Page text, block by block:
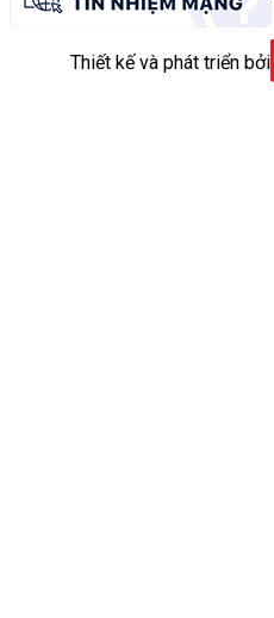
Thiết kế và phát triển bởi